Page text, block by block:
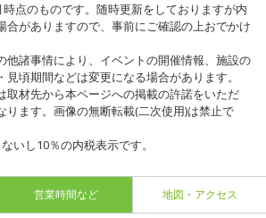
点のものです。随時更新をしておりますが内
合がありますので、事前にご確認の上おでかけ
諸事情により、イベントの開催情報、施設の
頃期間などは変更になる場合があります。
材先から本ページへの掲載の許諾をいただ
ります。画像の無断転載(二次使用)は禁止で
いし10％の内税表示です。
営業時間など 地図・アクセス